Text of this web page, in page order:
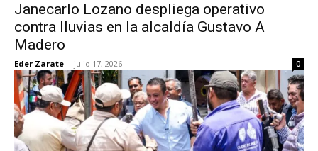
Janecarlo Lozano despliega operativo
contra lluvias en la alcaldía Gustavo A
Madero
Eder Zarate - julio 17, 2026 0